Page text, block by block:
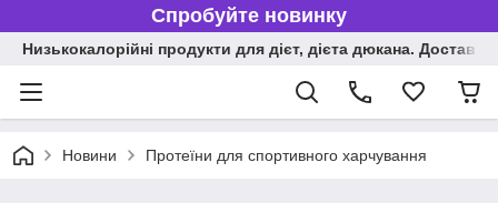
Спробуйте новинку
Низькокалорійні продукти для дієт, дієта дюкана. Доставка
Новини Протеїни для спортивного харчування